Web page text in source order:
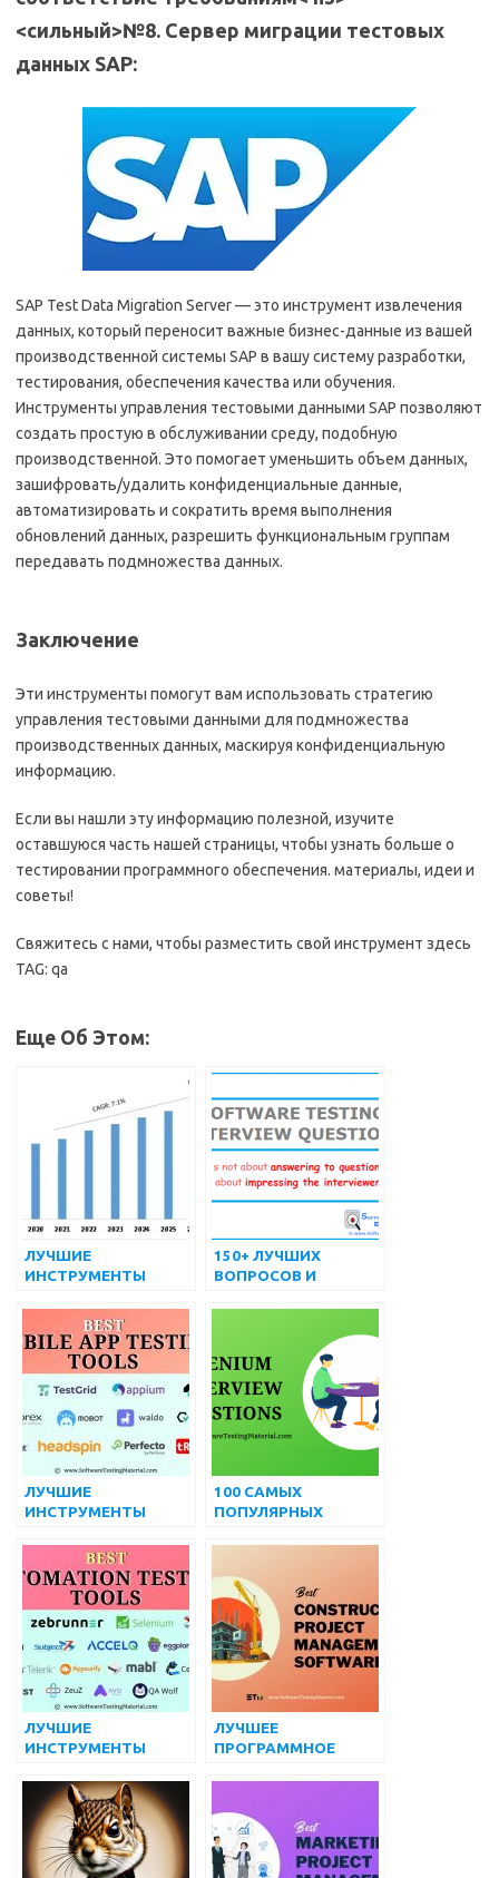
<сильный>№8. Сервер миграции тестовых
данных SAP:
SAP Test Data Migration Server — это инструмент извлечения
данных, который переносит важные бизнес-данные из вашей
производственной системы SAP в вашу систему разработки,
тестирования, обеспечения качества или обучения.
Инструменты управления тестовыми данными SAP позволяют
создать простую в обслуживании среду, подобную
производственной. Это помогает уменьшить объем данных,
зашифровать/удалить конфиденциальные данные,
автоматизировать и сократить время выполнения
обновлений данных, разрешить функциональным группам
передавать подмножества данных.
Заключение
Эти инструменты помогут вам использовать стратегию
управления тестовыми данными для подмножества
производственных данных, маскируя конфиденциальную
информацию.
Если вы нашли эту информацию полезной, изучите
оставшуюся часть нашей страницы, чтобы узнать больше о
тестировании программного обеспечения. материалы, идеи и
советы!
Свяжитесь с нами, чтобы разместить свой инструмент здесь
TAG: qa
Еще Об Этом:
ЛУЧШИЕ
ИНСТРУМЕНТЫ
ТЕСТИРОВАНИЕМ
(БЕСПЛАТНЫЕ И
ПЛАТНЫЕ) НА 2022
ГОД
150+ ЛУЧШИХ
ВОПРОСОВ И
ИНТЕРВЬЮ О
ТЕСТИРОВАНИИ
ПРОГРАММНОГО
ОБЕСПЕЧЕНИЯ
ЛУЧШИЕ
ИНСТРУМЕНТЫ
МОБИЛЬНЫХ
ПРИЛОЖЕНИЙ В 2024
ГОДУ ДЛЯ ANDROID
И IOS
100 САМЫХ
ПОПУЛЯРНЫХ
ВОПРОСОВ И
ИНТЕРВЬЮ ПО
SELENIUM
ЛУЧШИЕ
ИНСТРУМЕНТЫ
НОГО
ТЕСТИРОВАНИЯ
(БЕСПЛАТНЫЕ И
ПЛАТНЫЕ) | август
2022 г.
ЛУЧШЕЕ
ПРОГРАММНОЕ
УПРАВЛЕНИЯ
СТРОИТЕЛЬНЫМИ
ПРОЕКТАМИ